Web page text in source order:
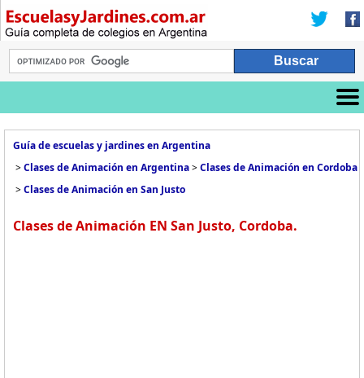
Guía de escuelas y jardines en Argentina
>Clases de Animación en Argentina>Clases de Animación en Cordoba
>Clases de Animación en San Justo
Clases de Animación EN San Justo, Cordoba.